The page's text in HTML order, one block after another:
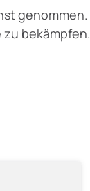
genommen.
bekämpfen.